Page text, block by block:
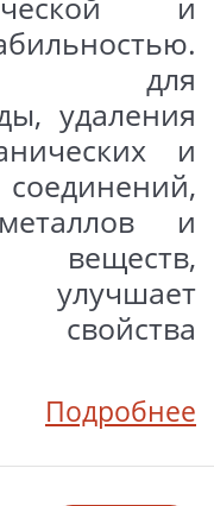
для
удаления
и
и
веществ,
улучшает
свойства
Подробнее